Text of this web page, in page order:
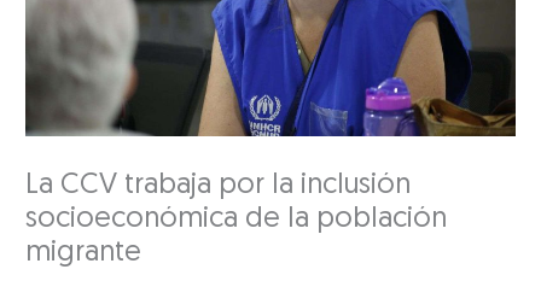
La CCV trabaja por la inclusión
socioeconómica de la población
migrante